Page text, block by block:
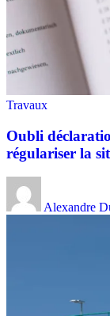
Travaux
Oubli
régulariser la
Alexandre